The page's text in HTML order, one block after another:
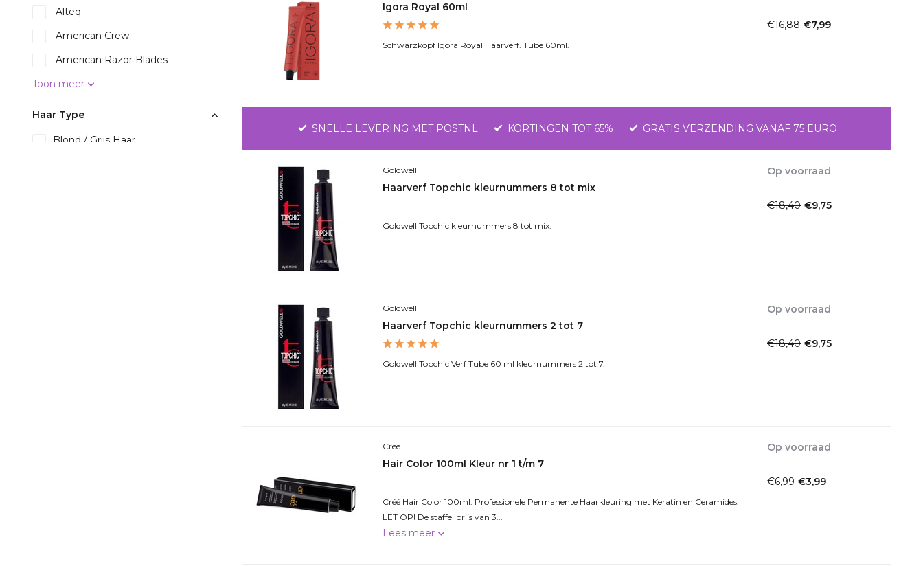
Alteq
American Crew
American Razor Blades
Toon meer
Haar Type
Blond / Grijs Haar
Igora Royal 60ml
Schwarzkopf Igora Royal Haarverf. Tube 60ml.
€16,88 €7,99
SNELLE LEVERING MET POSTNL KORTINGEN TOT 65% GRATIS VERZENDING VANAF 75 EURO
Goldwell
Haarverf Topchic kleurnummers 8 tot mix
Goldwell Topchic kleurnummers 8 tot mix.
Op voorraad
€18,40 €9,75
Goldwell
Haarverf Topchic kleurnummers 2 tot 7
Goldwell Topchic Verf Tube 60 ml kleurnummers 2 tot 7.
Op voorraad
€18,40 €9,75
Créé
Hair Color 100ml Kleur nr 1 t/m 7
Créé Hair Color 100ml. Professionele Permanente Haarkleuring met Keratin en Ceramides.
LET OP! De staffel prijs van 3...
Lees meer
Op voorraad
€6,99 €3,99